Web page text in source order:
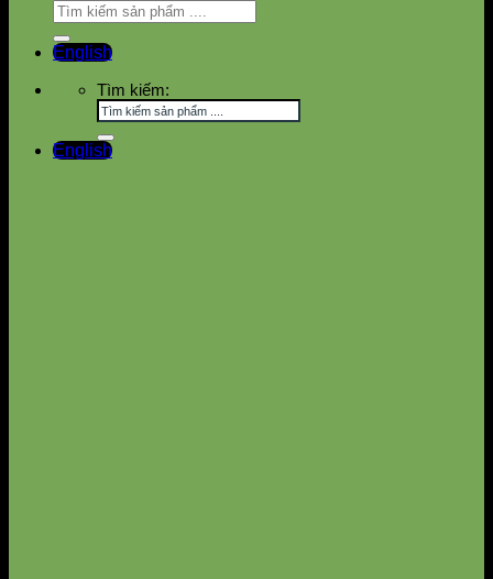
English
Tìm kiếm:
English